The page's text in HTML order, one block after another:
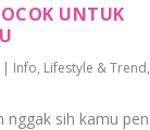
UNTUK
| Info, Lifestyle & Trend,
nggak sih kamu